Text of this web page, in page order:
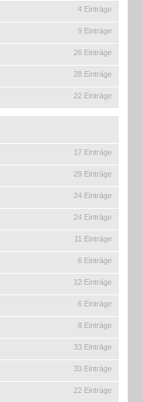
4 Einträge
9 Einträge
26 Einträge
28 Einträge
22 Einträge
17 Einträge
29 Einträge
24 Einträge
24 Einträge
11 Einträge
6 Einträge
12 Einträge
6 Einträge
8 Einträge
33 Einträge
33 Einträge
22 Einträge